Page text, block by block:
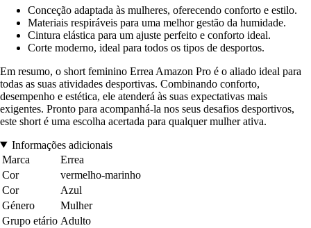
Conceção adaptada às mulheres, oferecendo conforto e estilo.
Materiais respiráveis para uma melhor gestão da humidade.
Cintura elástica para um ajuste perfeito e conforto ideal.
Corte moderno, ideal para todos os tipos de desportos.
Em resumo, o short feminino Errea Amazon Pro é o aliado ideal para
todas as suas atividades desportivas. Combinando conforto,
desempenho e estética, ele atenderá às suas expectativas mais
exigentes. Pronto para acompanhá-la nos seus desafios desportivos,
este short é uma escolha acertada para qualquer mulher ativa.
Informações adicionais
Marca
Errea
Cor
vermelho-marinho
Cor
Azul
Género
Mulher
Grupo etário Adulto